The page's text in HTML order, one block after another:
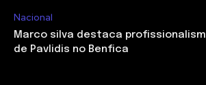
Nacional
Marco silva destaca
de Pavlidis no Benfica